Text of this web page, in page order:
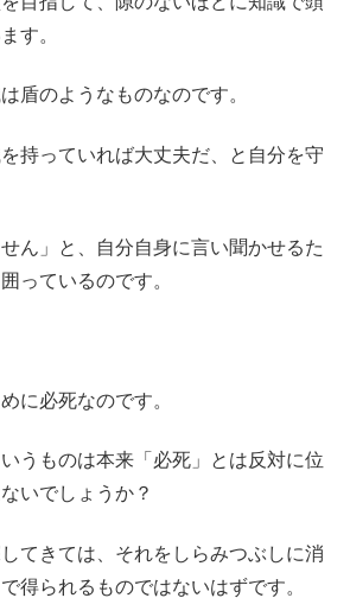
す。
盾のようなものなのです。
持っていれば大丈夫だ、と自分を守
ん」と、自分自身に言い聞かせるた
っているのです。
に必死なのです。
うものは本来「必死」とは反対に位
いでしょうか？
てきては、それをしらみつぶしに消
得られるものではないはずです。